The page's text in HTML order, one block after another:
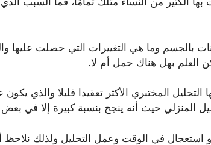
بالجسم وما هي التغييرات التي حصلت عليها
العلم بهل هناك حمل أم لا.
المختبري الأكثر تعقيدا قليلا والذي
المنزلي حيث أنه ينجح بنسبة كبيرة إلا في
في الوقت وعمل التحليل ولذلك